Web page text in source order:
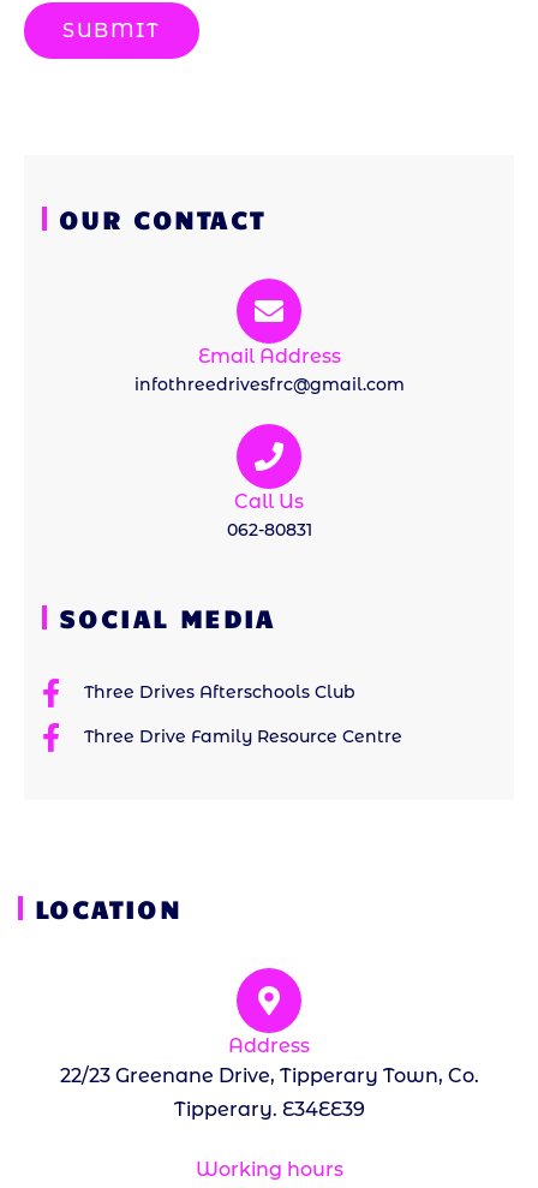
SUBMIT
OUR CONTACT
Email Address
infothreedrivesfrc@gmail.com
Call Us
062-80831
SOCIAL MEDIA
Three Drives Afterschools Club
Three Drive Family Resource Centre
LOCATION
Address
22/23 Greenane Drive, Tipperary Town, Co.
Tipperary. E34EE39
Working hours